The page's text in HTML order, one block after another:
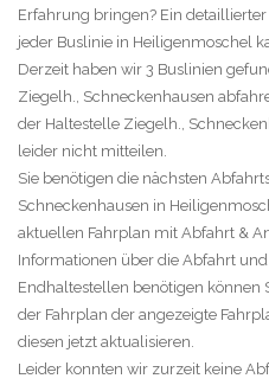
Erfahrung bringen? Ein
jeder Buslinie in Heiligenmoschel
Derzeit haben wir 3 Buslinien
Ziegelh., Schneckenhausen
der Haltestelle Ziegelh.,
leider nicht mitteilen.
Sie benötigen die nächsten
Schneckenhausen in
aktuellen Fahrplan mit Abfahrt &
Informationen über die Abfahrt
Endhaltestellen benötigen können
der Fahrplan der angezeigte
diesen jetzt aktualisieren.
Leider konnten wir zurzeit keine